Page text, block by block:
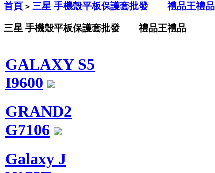
首頁 > 三星 手機殼平板保護套批發 禮品王禮品
三星 手機殼平板保護套批發 禮品王禮品
GALAXY S5
I9600
GRAND2
G7106
Galaxy J